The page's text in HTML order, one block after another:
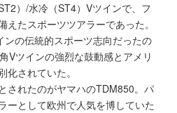
）/水冷（ST4）Vツインで、フ
たスポーツツアラーであった。
の伝統的スポーツ志向だったの
Vツインの強烈な鼓動感とアメリ
されていた。
されたのがヤマハのTDM850。パ
ーとして欧州で人気を博していた